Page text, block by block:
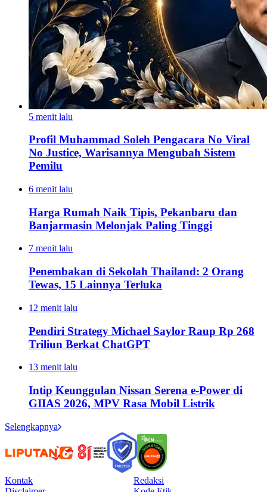
5 menit lalu
Profil Muhammad Soleh Pengacara No Viral
No Justice, Warisannya Mengubah Sistem
Pemilu
6 menit lalu
Harga Rumah Naik Tipis, Pekanbaru dan
Banjarmasin Melonjak Paling Tinggi
7 menit lalu
Penembakan di Sekolah Thailand: 2 Orang
Tewas, 15 Lainnya Terluka
12 menit lalu
Pendiri Strategy Michael Saylor Raup Rp 268
Triliun Berkat ChatGPT
13 menit lalu
Intip Keunggulan Nissan Serena e-Power di
GIIAS 2026, MPV Rasa Mobil Listrik
Selengkapnya
Kontak
Redaksi